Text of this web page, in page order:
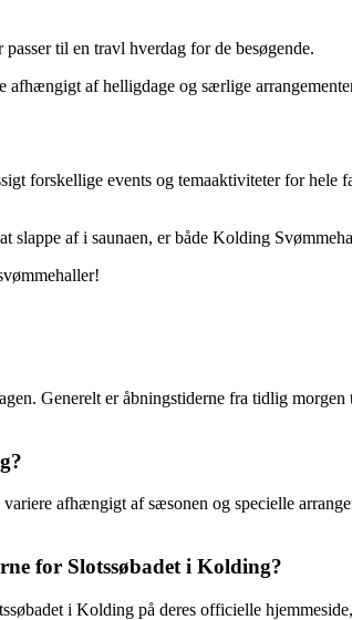
til en travl hverdag for de besøgende.
afhængigt af helligdage og særlige
forskellige events og temaaktiviteter for
af i saunaen, er både Kolding
Generelt er åbningstiderne fra tidlig
afhængigt af sæsonen og specielle
for Slotssøbadet i Kolding?
i Kolding på deres officielle